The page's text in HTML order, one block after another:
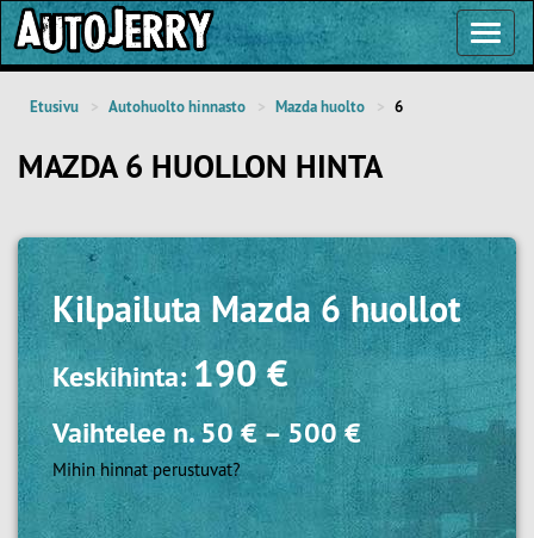
Etusivu Autohuolto hinnasto Mazda huolto 6
MAZDA 6 HUOLLON HINTA
Kilpailuta Mazda 6 huollot
Keskihinta:190 €
Vaihtelee n.50 €–500 €
Mihin hinnat perustuvat?